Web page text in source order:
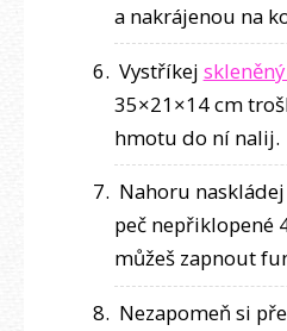
a nakrájenou na
Vystříkej
35×21×14 cm
hmotu do ní nalij.
Nahoru
peč nepřiklopené
můžeš zapnout
Nezapomeň si